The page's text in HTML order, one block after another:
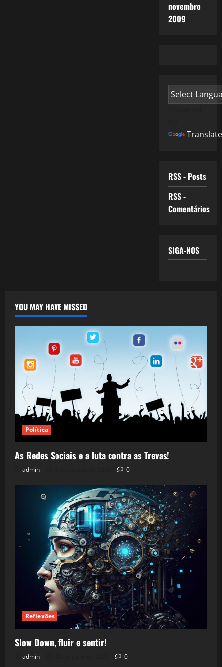
novembro
2009
Translate
RSS - Posts
RSS -
Comentários
SIGA-NOS
YOU MAY HAVE MISSED
Política
As Redes Sociais e a luta contra as Trevas!
admin 0
Reflexões
Slow Down, fluir e sentir!
admin 0